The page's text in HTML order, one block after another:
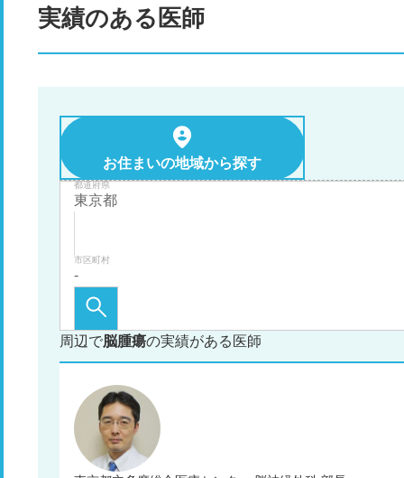
実績のある医師
お住まいの地域から探す
都道府県
市区町村
周辺で脳腫瘍の実績がある医師